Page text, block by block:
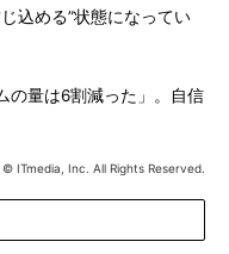
込める”状態になってい
量は6割減った」。自信
ITmedia, Inc. All Rights Reserved.